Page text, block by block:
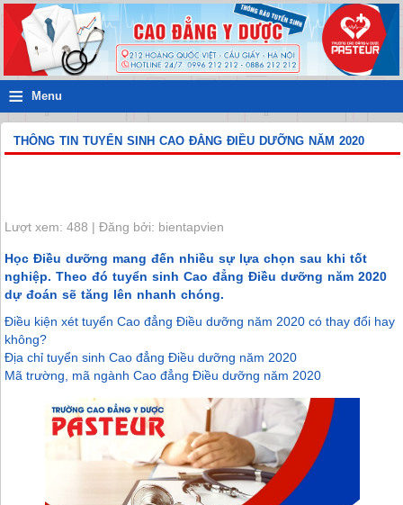
≡ Menu
THÔNG TIN TUYỂN SINH CAO ĐẲNG ĐIỀU DƯỠNG NĂM 2020
Lượt xem: 488 | Đăng bởi: bientapvien
Học Điều dưỡng mang đến nhiều sự lựa chọn sau khi tốt
nghiệp. Theo đó tuyển sinh Cao đẳng Điều dưỡng năm 2020
dự đoán sẽ tăng lên nhanh chóng.
Điều kiện xét tuyển Cao đẳng Điều dưỡng năm 2020 có thay đổi hay
không?
Địa chỉ tuyển sinh Cao đẳng Điều dưỡng năm 2020
Mã trường, mã ngành Cao đẳng Điều dưỡng năm 2020